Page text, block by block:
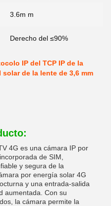
3.6m m
Derecho del ≤90%
IP del TCP IP de la
de la lente de 3,6 mm
4G es una cámara IP por
de SIM,
y segura de la
por energía solar 4G
y una entrada-salida
aumentada. Con su
la cámara permite la